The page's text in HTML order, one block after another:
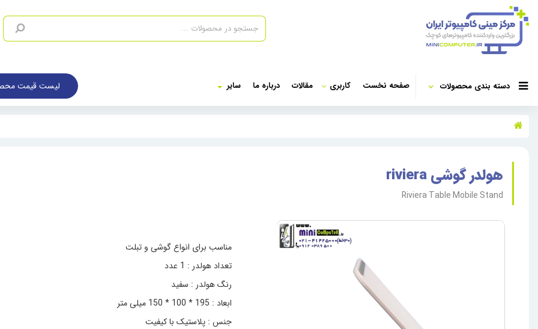
دسته بندی محصولات صفحه نخست کاربری مقالات درباره ما سایر لیست قیمت
هولدر گوشی riviera
Riviera Table Mobile Stand
مناسب برای انواع گوشی و تبلت
تعداد هولدر : 1 عدد
رنگ هولدر : سفید
ابعاد : 195 * 100 * 150 میلی متر
جنس : پلاستیک با کیفیت